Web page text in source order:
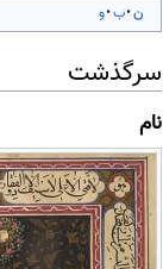
ن ب و
سرگذشت
نام